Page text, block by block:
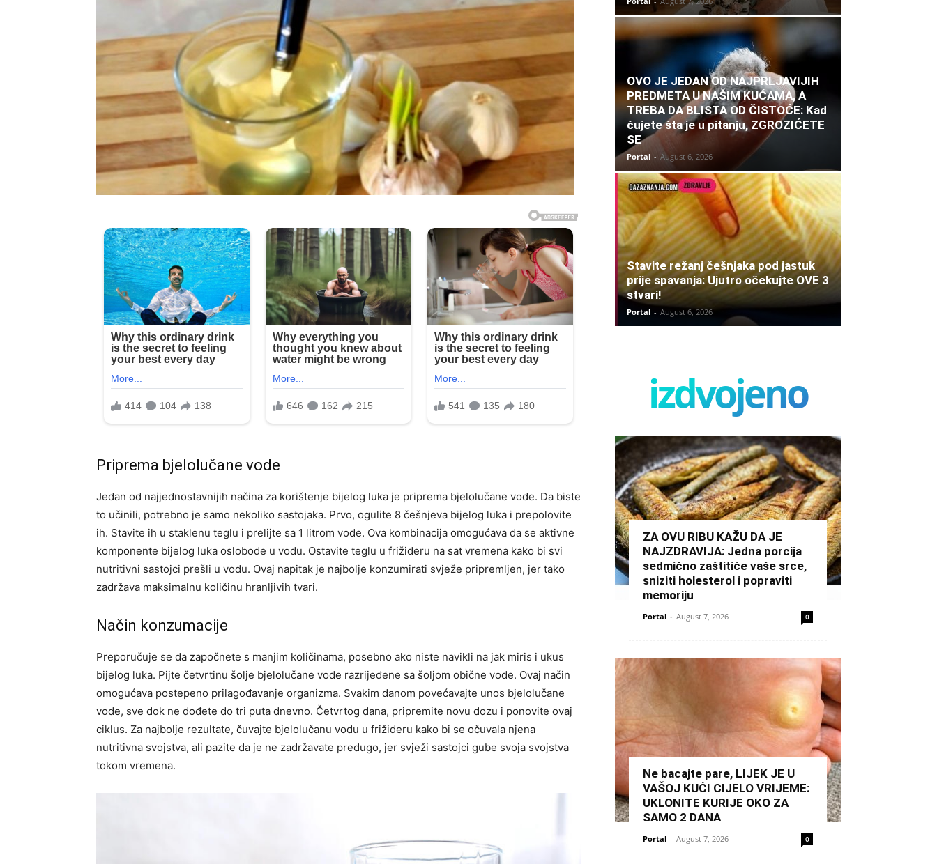
Priprema bjelolučane vode
Jedan od najjednostavnijih načina za korištenje bijelog luka je priprema bjelolučane vode. Da biste
to učinili, potrebno je samo nekoliko sastojaka. Prvo, ogulite 8 češnjeva bijelog luka i prepolovite
ih. Stavite ih u staklenu teglu i prelijte sa 1 litrom vode. Ova kombinacija omogućava da se aktivne
komponente bijelog luka oslobode u vodu. Ostavite teglu u frižideru na sat vremena kako bi svi
nutritivni sastojci prešli u vodu. Ovaj napitak je najbolje konzumirati svježe pripremljen, jer tako
zadržava maksimalnu količinu hranljivih tvari.
Način konzumacije
Preporučuje se da započnete s manjim količinama, posebno ako niste navikli na jak miris i ukus
bijelog luka. Pijte četvrtinu šolje bjelolučane vode razrijeđene sa šoljom obične vode. Ovaj način
omogućava postepeno prilagođavanje organizma. Svakim danom povećavajte unos bjelolučane
vode, sve dok ne dođete do tri puta dnevno. Četvrtog dana, pripremite novu dozu i ponovite ovaj
ciklus. Za najbolje rezultate, čuvajte bjelolučanu vodu u frižideru kako bi se očuvala njena
nutritivna svojstva, ali pazite da je ne zadržavate predugo, jer svježi sastojci gube svoja svojstva
tokom vremena.
OVO JE JEDAN OD NAJPRLJAVIJIH
PREDMETA U NAŠIM KUĆAMA, A
TREBA DA BLISTA OD ČISTOĆE: Kad
čujete šta je u pitanju, ZGROZIĆETE
SE
Portal - August 6, 2026
Stavite režanj češnjaka pod jastuk
prije spavanja: Ujutro očekujte OVE 3
stvari!
Portal - August 6, 2026
izdvojeno
ZA OVU RIBU KAŽU DA JE
NAJZDRAVIJA: Jedna porcija
sedmično zaštitiće vaše srce,
sniziti holesterol i popraviti
memoriju
Portal - August 7, 2026 0
Ne bacajte pare, LIJEK JE U
VAŠOJ KUĆI CIJELO VRIJEME:
UKLONITE KURIJE OKO ZA
SAMO 2 DANA
Portal - August 7, 2026 0